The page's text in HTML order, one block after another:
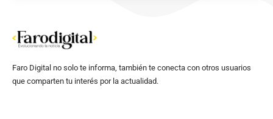
Faro Digital no solo te informa, también te conecta con otros usuarios
que comparten tu interés por la actualidad.